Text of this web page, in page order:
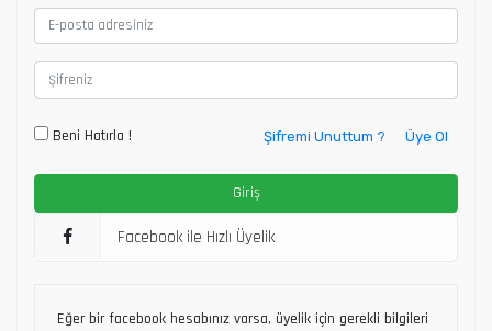
Beni Hatırla ! Üye Ol
Şifremi Unuttum ?
Facebook ile Hızlı Üyelik
Eğer bir facebook hesabınız varsa, üyelik için gerekli bilgileri